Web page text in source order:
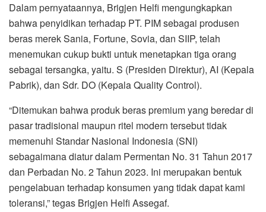
Dalam pernyataannya, Brigjen Helfi mengungkapkan
bahwa penyidikan terhadap PT. PIM sebagai produsen
beras merek Sania, Fortune, Sovia, dan SIIP, telah
menemukan cukup bukti untuk menetapkan tiga orang
sebagai tersangka, yaitu. S (Presiden Direktur), AI (Kepala
Pabrik), dan Sdr. DO (Kepala Quality Control).
“Ditemukan bahwa produk beras premium yang beredar di
pasar tradisional maupun ritel modern tersebut tidak
memenuhi Standar Nasional Indonesia (SNI)
sebagaimana diatur dalam Permentan No. 31 Tahun 2017
dan Perbadan No. 2 Tahun 2023. Ini merupakan bentuk
pengelabuan terhadap konsumen yang tidak dapat kami
toleransi,” tegas Brigjen Helfi Assegaf.